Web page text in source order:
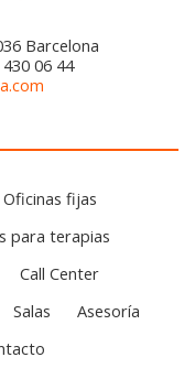
Barcelona
06 44
Oficinas fijas
para terapias
Call Center
Salas
Asesoría